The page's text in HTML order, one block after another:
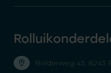
Bolderweg 43, 8243